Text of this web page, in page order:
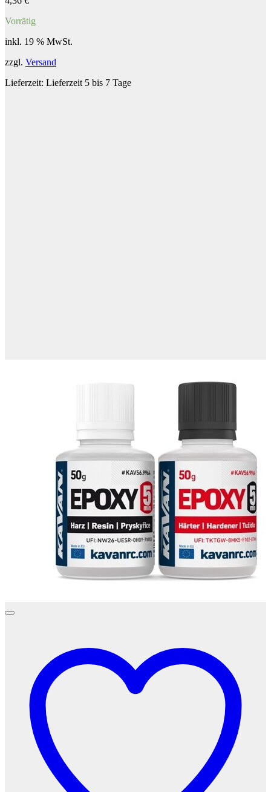
Vorrätig
inkl. 19 % MwSt.
zzgl. Versand
Lieferzeit: Lieferzeit 5 bis 7 Tage